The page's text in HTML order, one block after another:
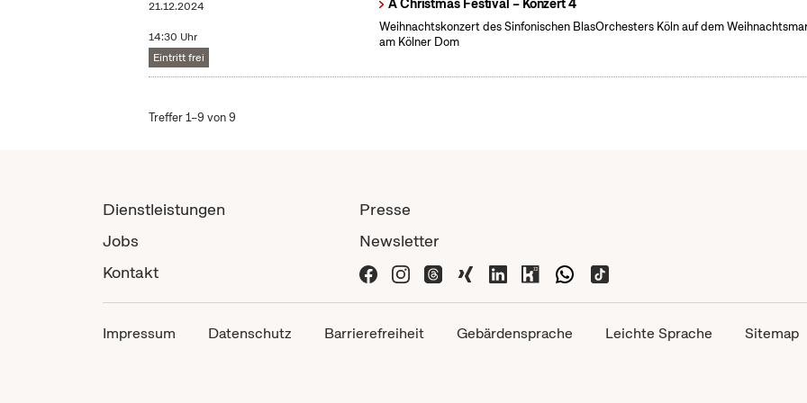
21.12.2024
14:30 Uhr
Eintritt frei
A Christmas Festival – Konzert 4
Weihnachtskonzert des Sinfonischen BlasOrchesters Köln auf dem
am Kölner Dom
Treffer 1–9 von 9
Dienstleistungen
Jobs
Kontakt
Presse
Newsletter
Impressum Datenschutz Barrierefreiheit Gebärdensprache Leichte Sprache Sitemap